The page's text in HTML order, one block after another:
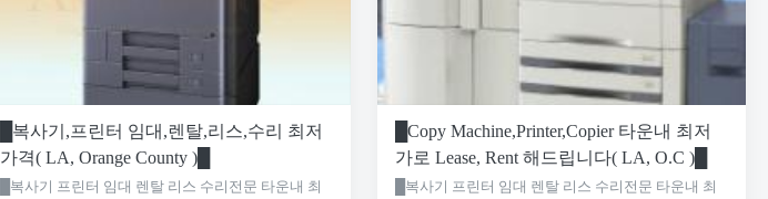
█복사기,프린터 임대,렌탈,리스,수리 최저
가격( LA, Orange County )█
█복사기 프린터 임대 렌탈 리스 수리전문 타운내 최
█Copy Machine,Printer,Copier 타운내 최저
가로 Lease, Rent 해드립니다( LA, O.C )█
█복사기 프린터 임대 렌탈 리스 수리전문 타운내 최